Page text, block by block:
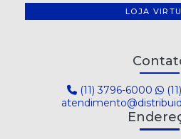
LOJA
(11) 3796-6000